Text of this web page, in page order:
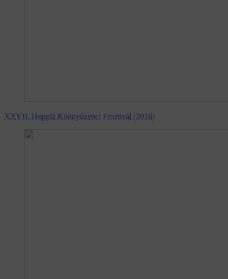
XXVII. Hopplá Könnyűzenei Fesztivál (2016)